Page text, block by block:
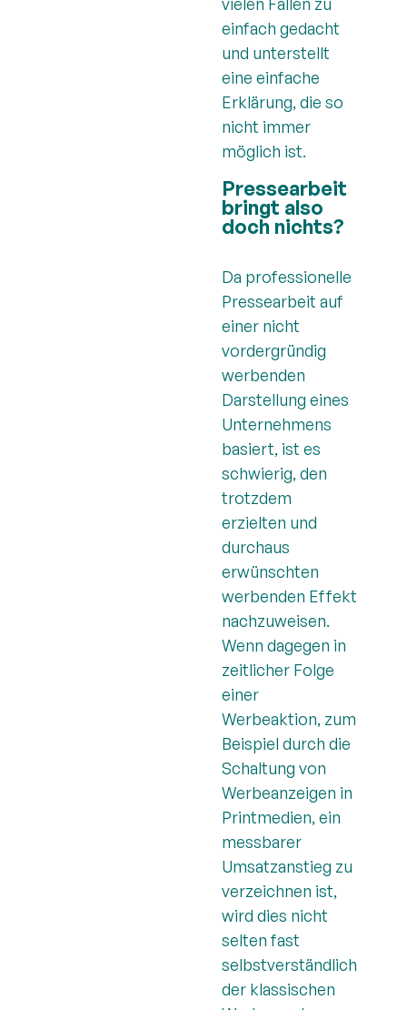
einfach gedacht
und unterstellt
eine einfache
Erklärung, die so
nicht immer
möglich ist.
Pressearbeit
bringt also
doch nichts?
Da professionelle
Pressearbeit auf
einer nicht
vordergründig
werbenden
Darstellung eines
Unternehmens
basiert, ist es
schwierig, den
trotzdem
erzielten und
durchaus
erwünschten
werbenden Effekt
nachzuweisen.
Wenn dagegen in
zeitlicher Folge
einer
Werbeaktion, zum
Beispiel durch die
Schaltung von
Werbeanzeigen in
Printmedien, ein
messbarer
Umsatzanstieg zu
verzeichnen ist,
wird dies nicht
selten fast
selbstverständlich
der klassischen